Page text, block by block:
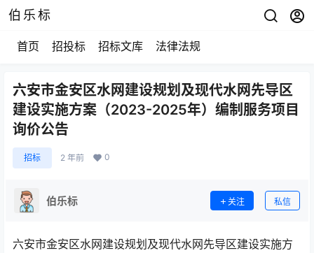
伯乐标
首页 招投标 招标文库 法律法规
六安市金安区水网建设规划及现代水网先导区
建设实施方案（2023-2025年）编制服务项目
询价公告
招标 2 年前 0
伯乐标 关注 私信
六安市金安区水网建设规划及现代水网先导区建设实施方